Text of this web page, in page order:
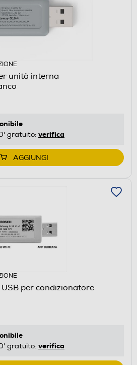
unità interna
gratuito: verifica
AGGIUNGI
per condizionatore
gratuito: verifica